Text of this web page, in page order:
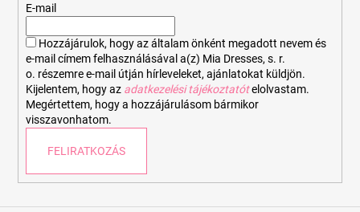
E-mail
Hozzájárulok, hogy az általam önként megadott nevem és
e-mail címem felhasználásával a(z) Mia Dresses, s. r.
o. részemre e-mail útján hírleveleket, ajánlatokat küldjön.
Kijelentem, hogy az adatkezelési tájékoztatót elolvastam.
Megértettem, hogy a hozzájárulásom bármikor
visszavonhatom.
FELIRATKOZÁS